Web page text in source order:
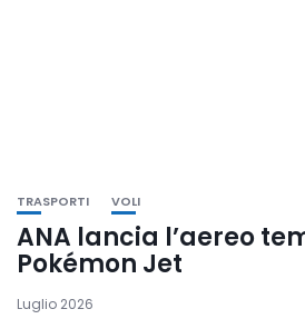
TRASPORTI VOLI
ANA lancia l’aereo
Pokémon Jet
Luglio 2026